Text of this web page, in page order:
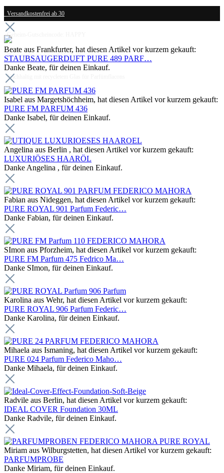
Versandkostenfrei ab 30
Geheim-Gutscheincode: HAPPY
Bewertung ⭐⭐⭐⭐⭐ 4.75 / 5.00
Nachhaltig mit recycletem Glas für Parfümflacons
Beate aus Frankfurter, hat diesen Artikel vor kurzem gekauft:
STAUBSAUGERDUFT PURE 489 PARF…
Danke Beate, für deinen Einkauf.
Isabel aus Margetshöchheim, hat diesen Artikel vor kurzem gekauft:
PURE FM PARFUM 436
Danke Isabel, für deinen Einkauf.
Angelina aus Berlin , hat diesen Artikel vor kurzem gekauft:
LUXURIÖSES HAARÖL
Danke Angelina , für deinen Einkauf.
Fabian aus Nideggen, hat diesen Artikel vor kurzem gekauft:
PURE ROYAL 901 Parfum Federic…
Danke Fabian, für deinen Einkauf.
SImon aus Pforzheim, hat diesen Artikel vor kurzem gekauft:
PURE FM Parfum 475 Fedrico Ma…
Danke SImon, für deinen Einkauf.
Karolina aus Wehr, hat diesen Artikel vor kurzem gekauft:
PURE ROYAL 906 Parfum Federic…
Danke Karolina, für deinen Einkauf.
Mihaela aus Ismaning, hat diesen Artikel vor kurzem gekauft:
PURE 024 Parfum Federico Maho…
Danke Mihaela, für deinen Einkauf.
Radvile aus Berlin, hat diesen Artikel vor kurzem gekauft:
IDEAL COVER Foundation 30ML
Danke Radvile, für deinen Einkauf.
Miriam aus Wilburgstetten, hat diesen Artikel vor kurzem gekauft:
PARFUMPROBE
Danke Miriam, für deinen Einkauf.